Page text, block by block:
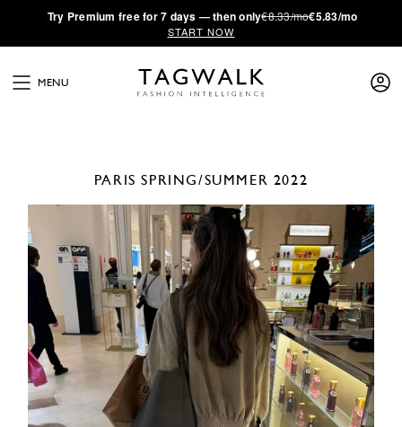
·Try Premium free for 7 days — then only€8.33/mo€5.83/mo
START NOW
MENU
PARIS SPRING/SUMMER 2022